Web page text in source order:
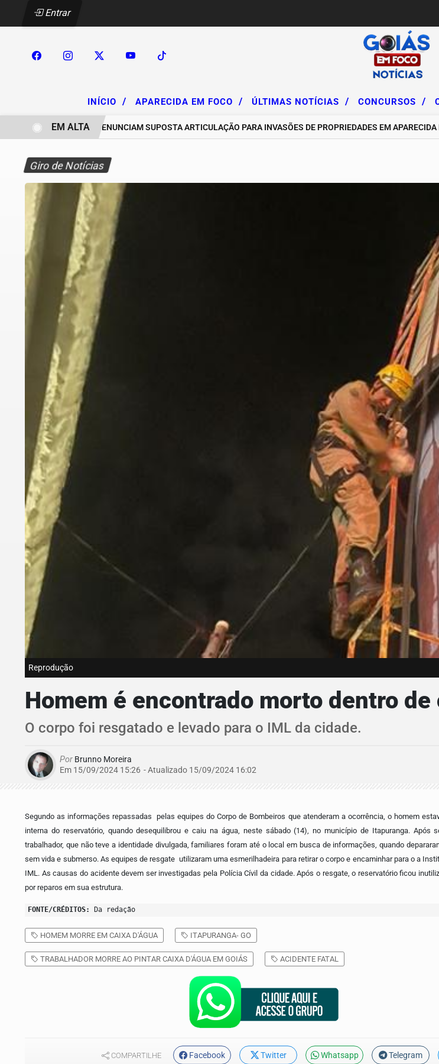
Entrar
INÍCIO / APARECIDA EM FOCO / ÚLTIMAS NOTÍCIAS / CONCURSOS /
CHACAREIROS DENUNCIAM SUPOSTA ARTICULAÇÃO PARA INVASÕES DE PROPRIEDADES EM APARECIDA DE
EM ALTA
Giro de Notícias
Reprodução
Homem é encontrado morto dentro
O corpo foi resgatado e levado para o IML da cidade.
Por Brunno Moreira
Em 15/09/2024 15:26 - Atualizado 15/09/2024 16:02
Segundo as informações repassadas pelas equipes do Corpo de Bombeiros que atenderam a ocorrência, o homem
interna do reservatório, quando desequilibrou e caiu na água, neste sábado (14), no município de Itapuranga. Após
trabalhador, que não teve a identidade divulgada, familiares foram até o local em busca de informações, quando
sem vida e submerso. As equipes de resgate utilizaram uma esmerilhadeira para retirar o corpo e encaminhar para o a
IML. As causas do acidente devem ser investigadas pela Polícia Cívil da cidade. Após o resgate, o reservatório ficou
por reparos em sua estrutura.
FONTE/CRÉDITOS: Da redação
HOMEM MORRE EM CAIXA D'ÁGUA ITAPURANGA- GO
TRABALHADOR MORRE AO PINTAR CAIXA D'ÁGUA EM GOIÁS ACIDENTE FATAL
COMPARTILHE Facebook Twitter Whatsapp Telegram